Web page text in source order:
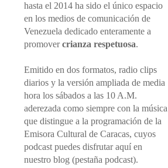
hasta el 2014 ha sido el único espacio
en los medios de comunicación de
Venezuela dedicado enteramente a
promovercrianza respetuosa.
Emitido en dos formatos, radio clips
diarios y la versión ampliada de media
hora los sábados a las 10 A.M.
aderezada como siempre con la música
que distingue a la programación de la
Emisora Cultural de Caracas, cuyos
podcast puedes disfrutar aquí en
nuestro blog (pestaña podcast).